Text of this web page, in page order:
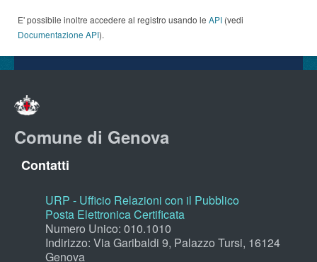
E' possibile inoltre accedere al registro usando le API (vedi
Documentazione API).
Comune di Genova
Contatti
URP - Ufficio Relazioni con il Pubblico
Posta Elettronica Certificata
Numero Unico: 010.1010
Indirizzo: Via Garibaldi 9, Palazzo Tursi, 16124
Genova